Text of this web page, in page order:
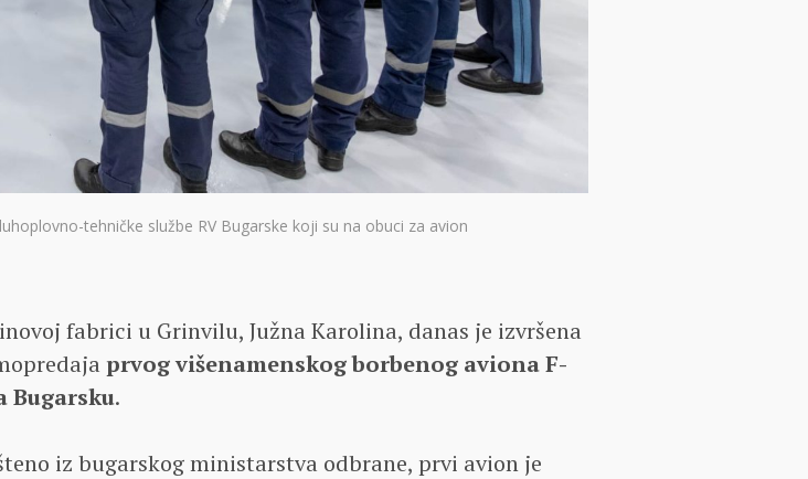
tehničke službe RV Bugarske koji su na obuci za avion
fabrici u Grinvilu, Južna Karolina, danas je izvršena
prvog višenamenskog borbenog aviona F-
Bugarsku.
iz bugarskog ministarstva odbrane, prvi avion je